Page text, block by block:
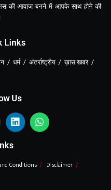
की आवाज बनने में आपके साथ होने की
Links
/ धर्म / अंतर्राष्ट्रीय / ख़ास खबर /
Us
Conditions
Disclaimer